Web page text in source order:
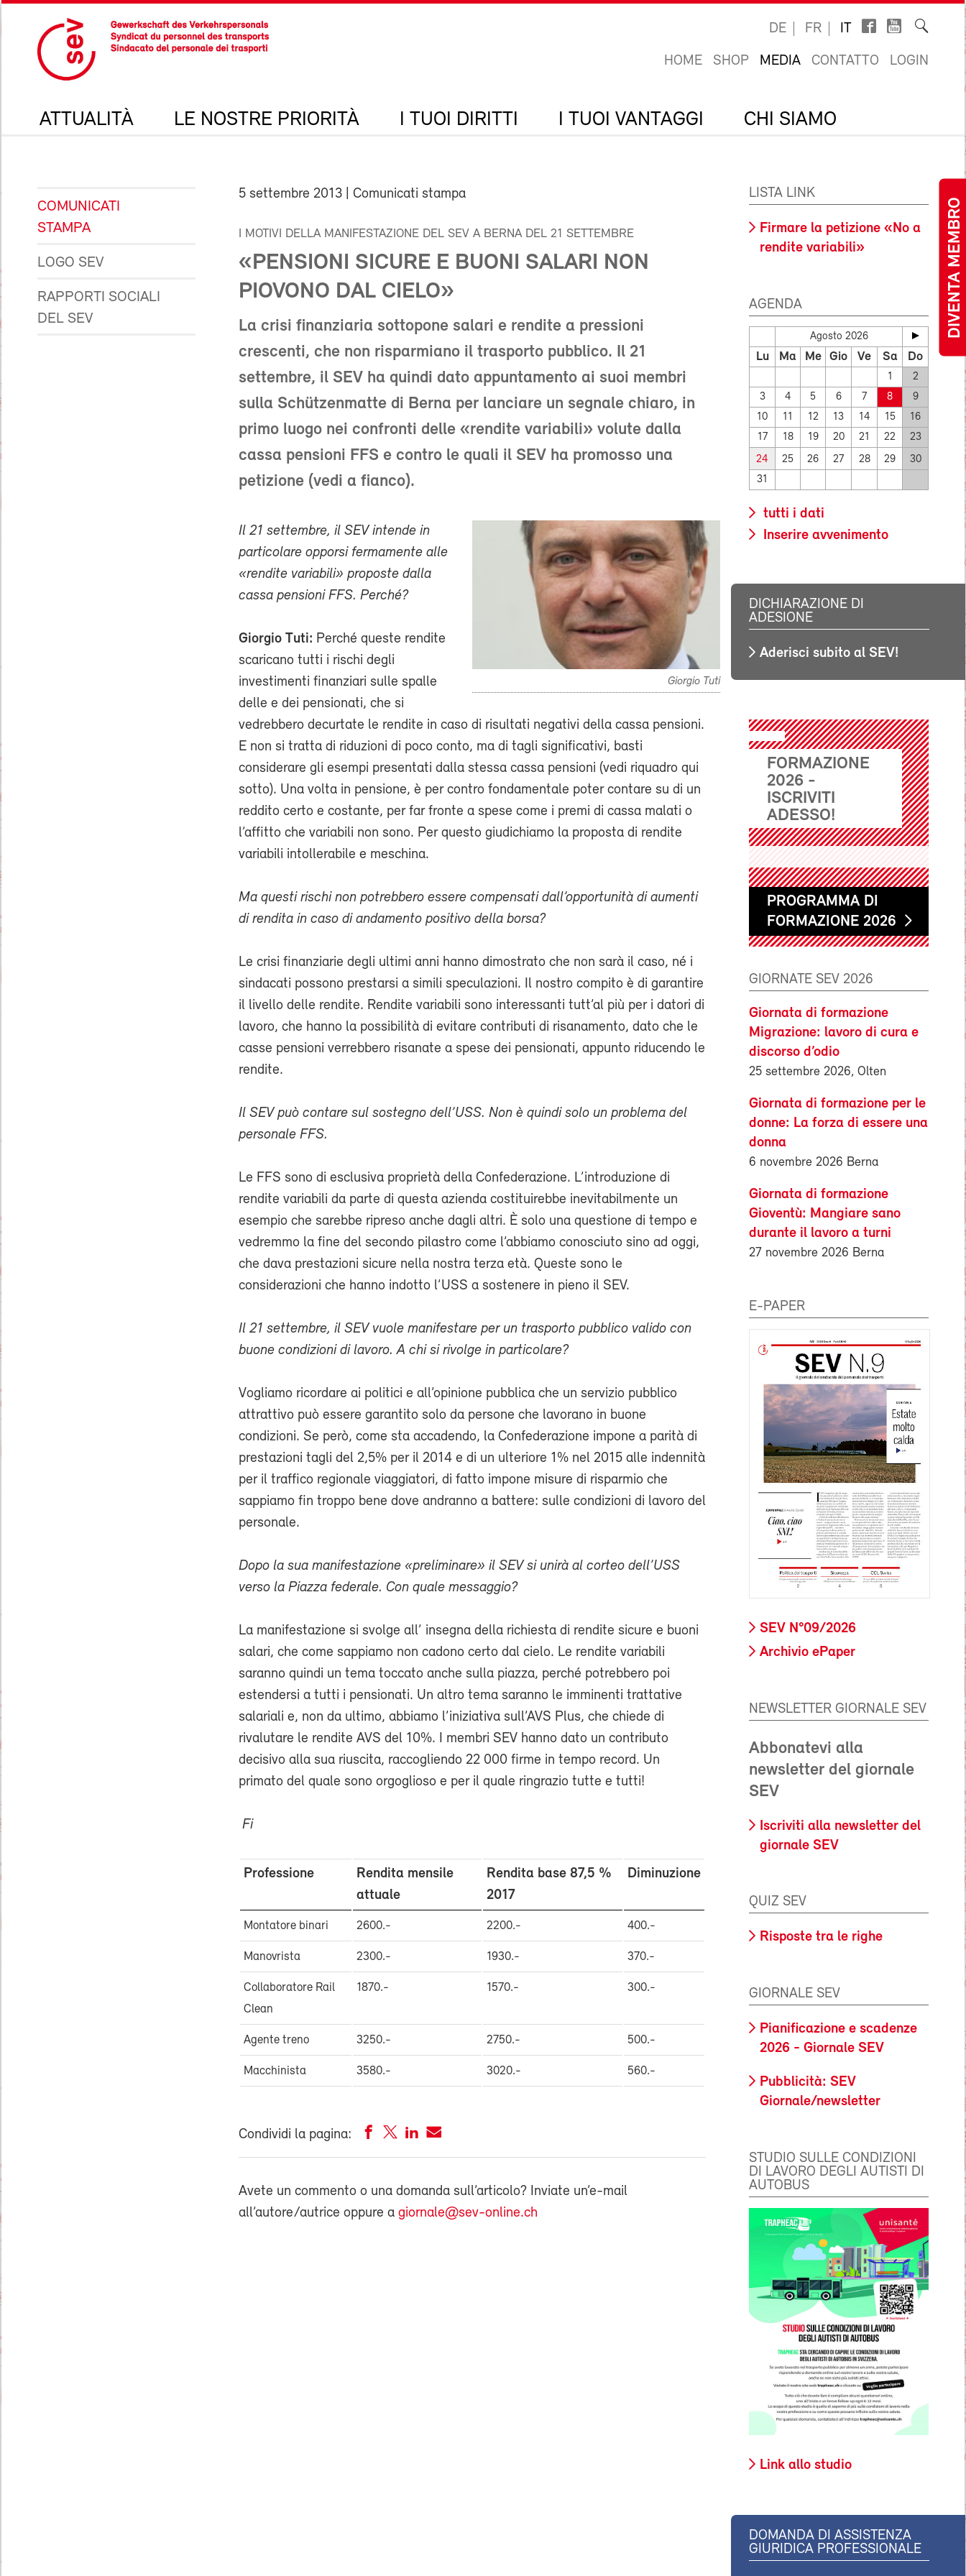
DIVENTA MEMBRO
DE FR IT
HOME SHOP MEDIA CONTATTO LOGIN
ATTUALITÀ LE NOSTRE PRIORITÀ I TUOI DIRITTI I TUOI VANTAGGI CHI SIAMO
COMUNICATI
STAMPA
LOGO SEV
RAPPORTI SOCIALI
DEL SEV
5 settembre 2013 | Comunicati stampa
I MOTIVI DELLA MANIFESTAZIONE DEL SEV A BERNA DEL 21 SETTEMBRE
«PENSIONI SICURE E BUONI SALARI NON
PIOVONO DAL CIELO»
La crisi finanziaria sottopone salari e rendite a pressioni
crescenti, che non risparmiano il trasporto pubblico. Il 21
settembre, il SEV ha quindi dato appuntamento ai suoi membri
sulla Schützenmatte di Berna per lanciare un segnale chiaro, in
primo luogo nei confronti delle «rendite variabili» volute dalla
cassa pensioni FFS e contro le quali il SEV ha promosso una
petizione (vedi a fianco).
Giorgio Tuti
Il 21 settembre, il SEV intende in
particolare opporsi fermamente alle
«rendite variabili» proposte dalla
cassa pensioni FFS. Perché?
Giorgio Tuti: Perché queste rendite
scaricano tutti i rischi degli
investimenti finanziari sulle spalle
delle e dei pensionati, che si
vedrebbero decurtate le rendite in caso di risultati negativi della cassa pensioni.
E non si tratta di riduzioni di poco conto, ma di tagli significativi, basti
considerare gli esempi presentati dalla stessa cassa pensioni (vedi riquadro qui
sotto). Una volta in pensione, è per contro fondamentale poter contare su di un
reddito certo e costante, per far fronte a spese come i premi di cassa malati o
l’affitto che variabili non sono. Per questo giudichiamo la proposta di rendite
variabili intollerabile e meschina.
Ma questi rischi non potrebbero essere compensati dall’opportunità di aumenti
di rendita in caso di andamento positivo della borsa?
Le crisi finanziarie degli ultimi anni hanno dimostrato che non sarà il caso, né i
sindacati possono prestarsi a simili speculazioni. Il nostro compito è di garantire
il livello delle rendite. Rendite variabili sono interessanti tutt’al più per i datori di
lavoro, che hanno la possibilità di evitare contributi di risanamento, dato che le
casse pensioni verrebbero risanate a spese dei pensionati, appunto riducendo le
rendite.
Il SEV può contare sul sostegno dell’USS. Non è quindi solo un problema del
personale FFS.
Le FFS sono di esclusiva proprietà della Confederazione. L’introduzione di
rendite variabili da parte di questa azienda costituirebbe inevitabilmente un
esempio che sarebbe ripreso anche dagli altri. È solo una questione di tempo e
vedremmo la fine del secondo pilastro come l’abbiamo conosciuto sino ad oggi,
che dava prestazioni sicure nella nostra terza età. Queste sono le
considerazioni che hanno indotto l’USS a sostenere in pieno il SEV.
Il 21 settembre, il SEV vuole manifestare per un trasporto pubblico valido con
buone condizioni di lavoro. A chi si rivolge in particolare?
Vogliamo ricordare ai politici e all’opinione pubblica che un servizio pubblico
attrattivo può essere garantito solo da persone che lavorano in buone
condizioni. Se però, come sta accadendo, la Confederazione impone a parità di
prestazioni tagli del 2,5% per il 2014 e di un ulteriore 1% nel 2015 alle indennità
per il traffico regionale viaggiatori, di fatto impone misure di risparmio che
sappiamo fin troppo bene dove andranno a battere: sulle condizioni di lavoro del
personale.
Dopo la sua manifestazione «preliminare» il SEV si unirà al corteo dell’USS
verso la Piazza federale. Con quale messaggio?
La manifestazione si svolge all’ insegna della richiesta di rendite sicure e buoni
salari, che come sappiamo non cadono certo dal cielo. Le rendite variabili
saranno quindi un tema toccato anche sulla piazza, perché potrebbero poi
estendersi a tutti i pensionati. Un altro tema saranno le imminenti trattative
salariali e, non da ultimo, abbiamo l’iniziativa sull’AVS Plus, che chiede di
rivalutare le rendite AVS del 10%. I membri SEV hanno dato un contributo
decisivo alla sua riuscita, raccogliendo 22 000 firme in tempo record. Un
primato del quale sono orgoglioso e per il quale ringrazio tutte e tutti!
Fi
Professione
Rendita mensile
attuale
Rendita base 87,5 %
2017
Diminuzione
Montatore binari 2600.- 2200.- 400.-
Manovrista 2300.- 1930.- 370.-
Collaboratore Rail
Clean
1870.- 1570.- 300.-
Agente treno 3250.- 2750.- 500.-
Macchinista 3580.- 3020.- 560.-
Condividi la pagina:
Avete un commento o una domanda sull’articolo? Inviate un’e-mail
all’autore/autrice oppure a giornale@sev-online.ch
LISTA LINK
Firmare la petizione «No a
rendite variabili»
AGENDA
Agosto 2026
Lu Ma Me Gio Ve Sa Do
1
2
3
4 5 6 7 8
9
10
11 12 13 14 15
16
17
18 19 20 21 22 23
24 25 26 27 28 29
30
31
tutti i dati
Inserire avvenimento
DICHIARAZIONE DI
ADESIONE
Aderisci subito al SEV!
FORMAZIONE
2026 -
ISCRIVITI
ADESSO!
PROGRAMMA DI
FORMAZIONE 2026
GIORNATE SEV 2026
Giornata di formazione
Migrazione: lavoro di cura e
discorso d’odio
25 settembre 2026, Olten
Giornata di formazione per le
donne: La forza di essere una
donna
6 novembre 2026 Berna
Giornata di formazione
Gioventù: Mangiare sano
durante il lavoro a turni
27 novembre 2026 Berna
E-PAPER
SEV N°09/2026
Archivio ePaper
NEWSLETTER GIORNALE SEV
Abbonatevi alla
newsletter del giornale
SEV
Iscriviti alla newsletter del
giornale SEV
QUIZ SEV
Risposte tra le righe
GIORNALE SEV
Pianificazione e scadenze
2026 - Giornale SEV
Pubblicità: SEV
Giornale/newsletter
STUDIO SULLE CONDIZIONI
DI LAVORO DEGLI AUTISTI DI
AUTOBUS
Link allo studio
DOMANDA DI ASSISTENZA
GIURIDICA PROFESSIONALE